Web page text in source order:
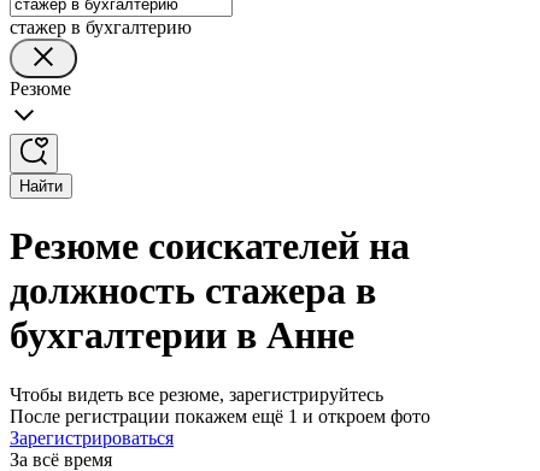
стажер в бухгалтерию
Резюме
Найти
Резюме соискателей на
должность стажера в
бухгалтерии в Анне
Чтобы видеть все резюме, зарегистрируйтесь
После регистрации покажем ещё 1 и откроем фото
Зарегистрироваться
За всё время